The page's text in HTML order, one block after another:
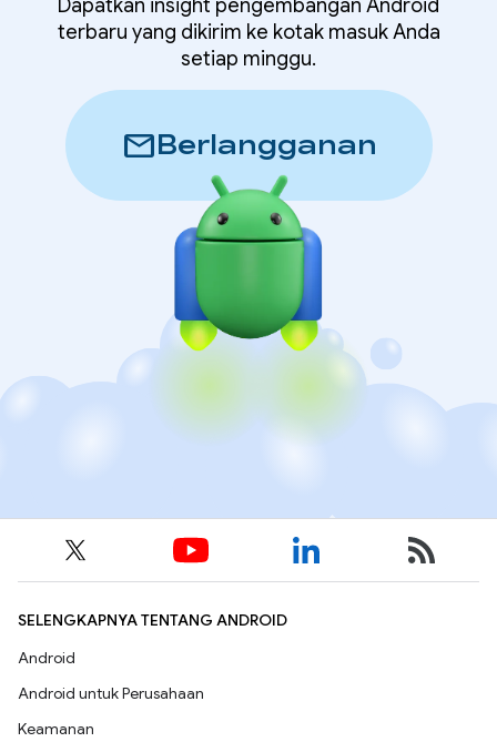
Dapatkan insight pengembangan Android
terbaru yang dikirim ke kotak masuk Anda
setiap minggu.
mailBerlangganan
SELENGKAPNYA TENTANG ANDROID
Android
Android untuk Perusahaan
Keamanan